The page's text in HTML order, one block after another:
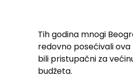
Tih godina mnogi
redovno posećivali ova
bili pristupačni za
budžeta.